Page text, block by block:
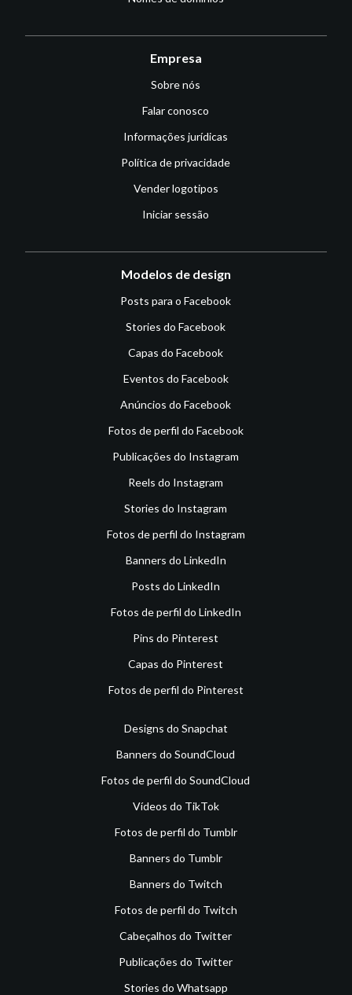
Empresa
Sobre nós
Falar conosco
Informações jurídicas
Política de privacidade
Vender logotipos
Iniciar sessão
Modelos de design
Posts para o Facebook
Stories do Facebook
Capas do Facebook
Eventos do Facebook
Anúncios do Facebook
Fotos de perfil do Facebook
Publicações do Instagram
Reels do Instagram
Stories do Instagram
Fotos de perfil do Instagram
Banners do LinkedIn
Posts do LinkedIn
Fotos de perfil do LinkedIn
Pins do Pinterest
Capas do Pinterest
Fotos de perfil do Pinterest
Designs do Snapchat
Banners do SoundCloud
Fotos de perfil do SoundCloud
Vídeos do TikTok
Fotos de perfil do Tumblr
Banners do Tumblr
Banners do Twitch
Fotos de perfil do Twitch
Cabeçalhos do Twitter
Publicações do Twitter
Stories do Whatsapp